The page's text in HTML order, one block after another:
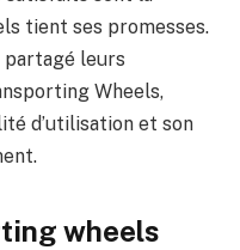
tient ses promesses.
partagé leurs
Wheels,
d’utilisation et son
wheels